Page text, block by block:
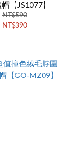
【JS1077】
NT$590
NT$390